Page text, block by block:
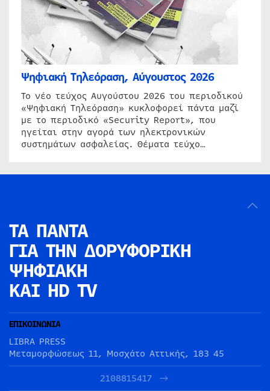
Ψηφιακή Τηλεόραση, Αύγουστος 2026
Το νέο τεύχος Αυγούστου 2026 του περιοδικού
«Ψηφιακή Τηλεόραση» κυκλοφορεί πάντα μαζί
με το περιοδικό «Security Report», που
ηγείται στην αγορά των ηλεκτρονικών
συστημάτων ασφαλείας. Θέματα τεύχο…
ΤΑ ΠΑΝΤΑ
ΓΙΑ ΤΗΝ ΔΟΡΥΦΟΡΙΚΗ
ΨΗΦΙΑΚΗ
ΚΑΙ HD TV
ΕΠΙΚΟΙΝΩΝΙΑ
LIBRA PRESS
Μεταμορφώσεως 11, Μοσχάτο Αττικής, 183 45
2108815417